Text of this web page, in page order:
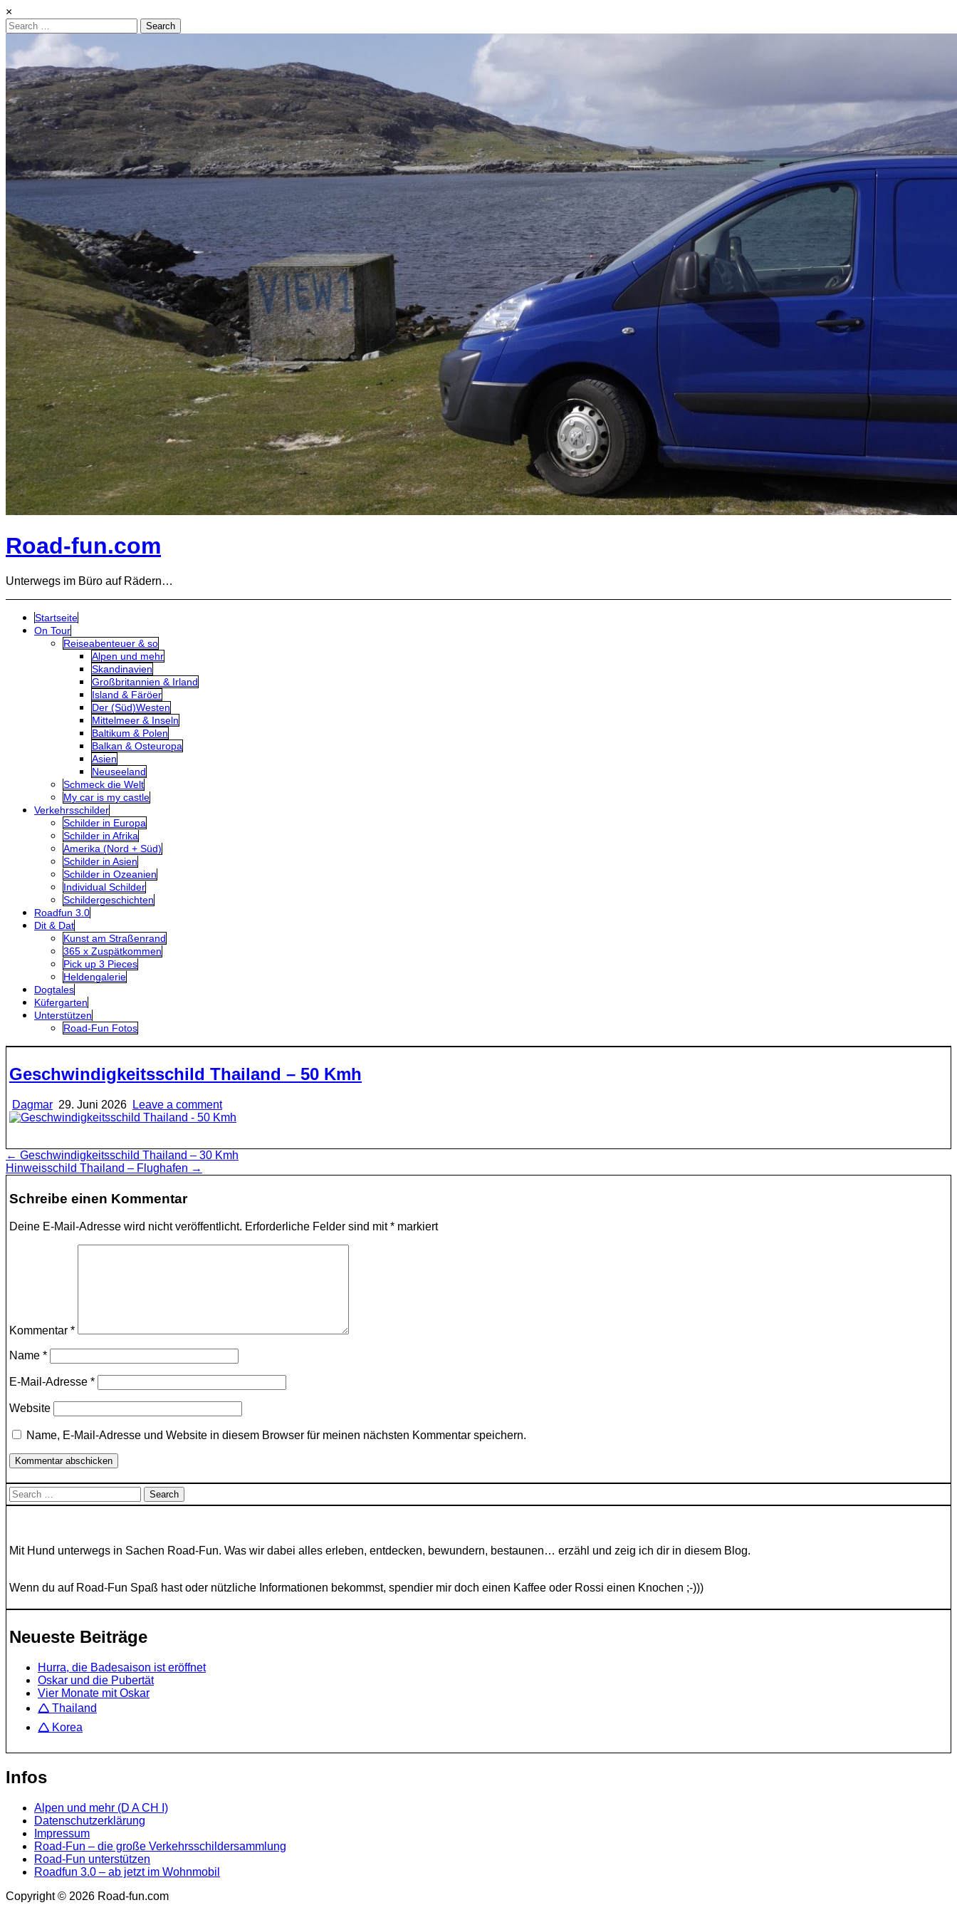
×
Search
for:
Road-fun.com
Unterwegs im Büro auf Rädern…
Startseite
On Tour
Reiseabenteuer & so
Alpen und mehr
Skandinavien
Großbritannien & Irland
Island & Färöer
Der (Süd)Westen
Mittelmeer & Inseln
Baltikum & Polen
Balkan & Osteuropa
Asien
Neuseeland
Schmeck die Welt
My car is my castle
Verkehrsschilder
Schilder in Europa
Schilder in Afrika
Amerika (Nord + Süd)
Schilder in Asien
Schilder in Ozeanien
Individual Schilder
Schildergeschichten
Roadfun 3.0
Dit & Dat
Kunst am Straßenrand
365 x Zuspätkommen
Pick up 3 Pieces
Heldengalerie
Dogtales
Küfergarten
Unterstützen
Road-Fun Fotos
Geschwindigkeitsschild Thailand – 50 Kmh
Dagmar 29. Juni 2026 Leave a comment
Beitragsnavigation
← Geschwindigkeitsschild Thailand – 30 Kmh
Hinweisschild Thailand – Flughafen →
Schreibe einen Kommentar
Deine E-Mail-Adresse wird nicht veröffentlicht. Erforderliche Felder sind mit* markiert
Kommentar *
Name *
E-Mail-Adresse *
Website
Name, E-Mail-Adresse und Website in diesem Browser für meinen nächsten Kommentar speichern.
Search
for:
Mit Hund unterwegs in Sachen Road-Fun. Was wir dabei alles erleben, entdecken, bewundern, bestaunen… erzähl und zeig ich dir in diesem Blog.
Wenn du auf Road-Fun Spaß hast oder nützliche Informationen bekommst, spendier mir doch einen Kaffee oder Rossi einen Knochen ;-)))
Neueste Beiträge
Hurra, die Badesaison ist eröffnet
Oskar und die Pubertät
Vier Monate mit Oskar
🛆 Thailand
🛆 Korea
Infos
Alpen und mehr (D A CH I)
Datenschutzerklärung
Impressum
Road-Fun – die große Verkehrsschildersammlung
Road-Fun unterstützen
Roadfun 3.0 – ab jetzt im Wohnmobil
Copyright © 2026 Road-fun.com